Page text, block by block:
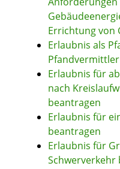
Errichtung von
Erlaubnis als
Erlaubnis für
nach
beantragen
Erlaubnis für
beantragen
Erlaubnis für
Schwerverkehr